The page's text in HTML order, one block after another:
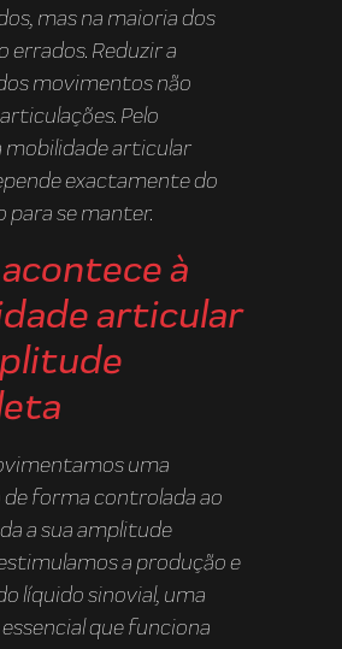
mas na maioria dos
errados. Reduzir a
movimentos não
Pelo
mobilidade articular
exactamente do
se manter.
à
articular
uma
forma controlada ao
a sua amplitude
a produção e
líquido sinovial, uma
que funciona